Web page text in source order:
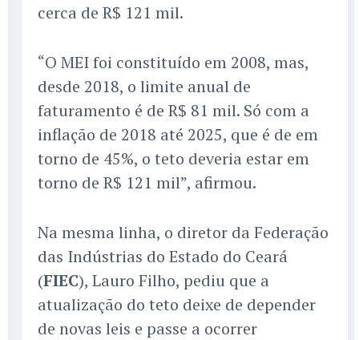
cerca de R$ 121 mil.
“O MEI foi constituído em 2008, mas,
desde 2018, o limite anual de
faturamento é de R$ 81 mil. Só com a
inflação de 2018 até 2025, que é de em
torno de 45%, o teto deveria estar em
torno de R$ 121 mil”, afirmou.
Na mesma linha, o diretor da Federação
das Indústrias do Estado do Ceará
(FIEC), Lauro Filho, pediu que a
atualização do teto deixe de depender
de novas leis e passe a ocorrer